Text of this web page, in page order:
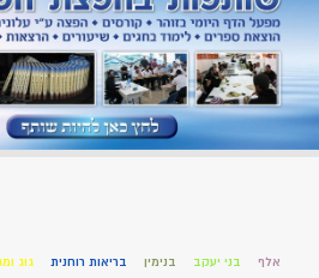
אלף בני יעקב בנימין בריאות רוחנית גוג